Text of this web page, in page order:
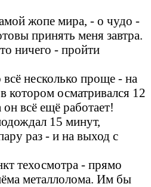
жопе мира, - о чудо -
принять меня завтра.
ничего - пройти
несколько проще - на
котором осматривался 12
он всё ещё работает!
15 минут,
раз - и на выход с
техосмотра - прямо
металлолома. Им бы